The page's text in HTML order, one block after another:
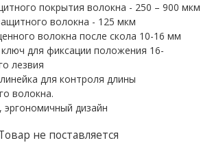
покрытия волокна - 250 – 900 мкм
волокна - 125 мкм
волокна после скола 10-16 мм
для фиксации положения 16-
лезвия
для контроля длины
волокна.
эргономичный дизайн
не поставляется